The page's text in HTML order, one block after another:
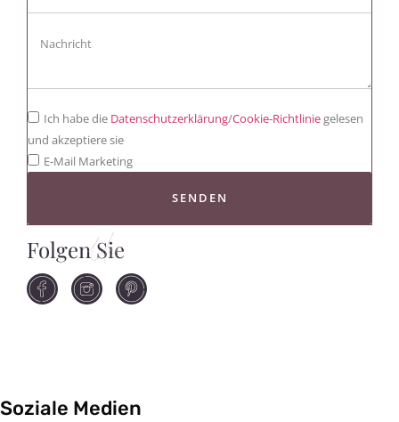
Ich habe die Datenschutzerklärung/Cookie-Richtliniegelesen
und akzeptiere sie
E-Mail Marketing
SENDEN
Folgen Sie
Uns
Soziale Medien